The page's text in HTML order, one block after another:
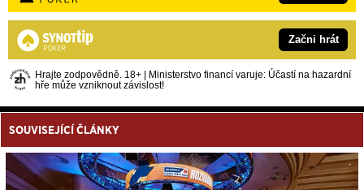
Začni hrát
Hrajte zodpovědně. 18+ | Ministerstvo financí varuje: Účastí na hazardní
hře může vzniknout závislost!
SOUVISEJÍCÍ ČLÁNKY